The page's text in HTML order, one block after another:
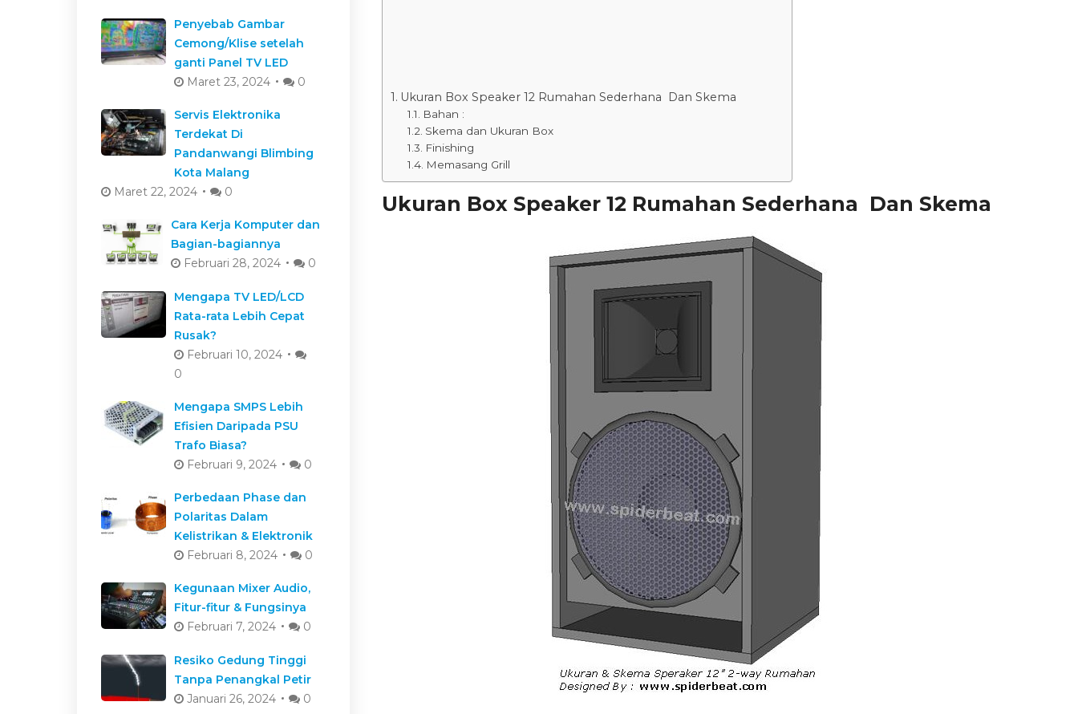
Ukuran Box Speaker 12 Rumahan Sederhana Dan Skema
Bahan :
Skema dan Ukuran Box
Finishing
Memasang Grill
Ukuran Box Speaker 12 Rumahan Sederhana Dan Skema
Penyebab Gambar
Cemong/Klise setelah
ganti Panel TV LED
Maret 23, 2024
0
Servis Elektronika
Terdekat Di
Pandanwangi Blimbing
Kota Malang
Maret 22, 2024
0
Cara Kerja Komputer dan
Bagian-bagiannya
Februari 28, 2024
0
Mengapa TV LED/LCD
Rata-rata Lebih Cepat
Rusak?
Februari 10, 2024
0
Mengapa SMPS Lebih
Efisien Daripada PSU
Trafo Biasa?
Februari 9, 2024
0
Perbedaan Phase dan
Polaritas Dalam
Kelistrikan & Elektronik
Februari 8, 2024
0
Kegunaan Mixer Audio,
Fitur-fitur & Fungsinya
Februari 7, 2024
0
Resiko Gedung Tinggi
Tanpa Penangkal Petir
Januari 26, 2024
0